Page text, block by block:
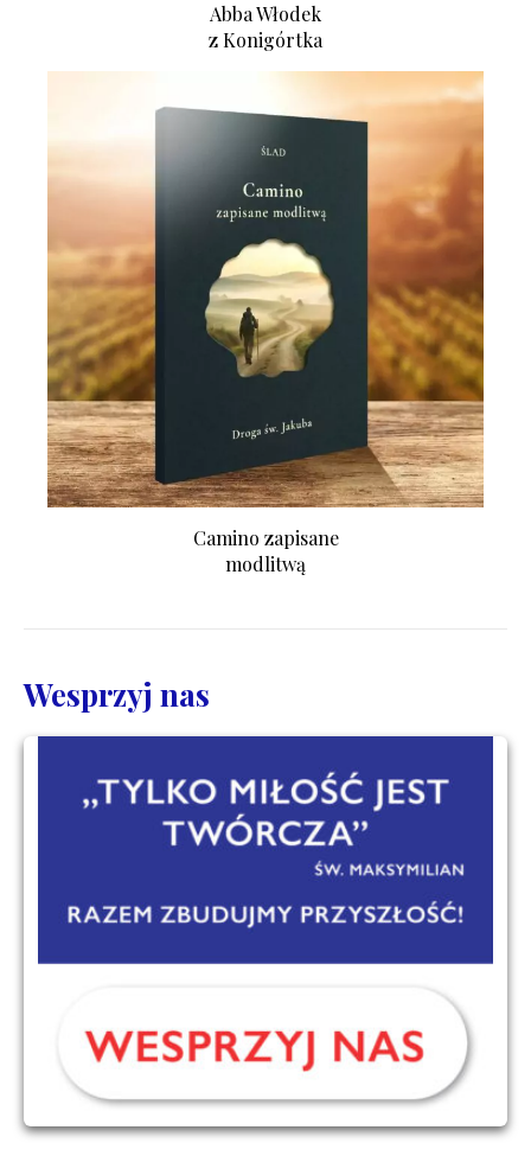
Abba Włodek
z Konigórtka
Camino zapisane
modlitwą
Wesprzyj nas